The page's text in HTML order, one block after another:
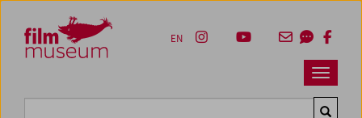
Zum Inhalt
Zum Hauptmenü
Zur Servicenavigation
Zum Suche
Navbar
EN